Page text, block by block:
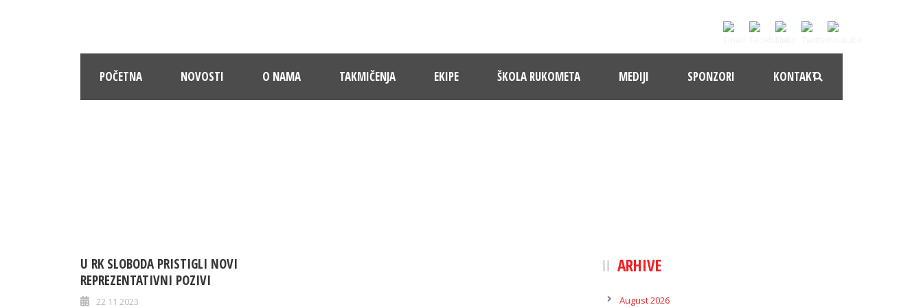
POČETNA NOVOSTI O NAMA TAKMIČENJA EKIPE ŠKOLA RUKOMETA MEDIJI SPONZORI KONTAKT
U RK SLOBODA PRISTIGLI NOVI
REPREZENTATIVNI POZIVI
22 11 2023
ARHIVE
August 2026